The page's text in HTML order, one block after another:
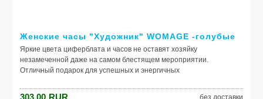
Женские часы "Художник" WOMAGE -голубые
Яркие цвета циферблата и часов не оставят хозяйку
незамеченной даже на самом блестящем мероприятии.
Отличный подарок для успешных и энергичных
юмора.Подробное описание: Стрелки в виде карандашей
303.00 RUR без доставки